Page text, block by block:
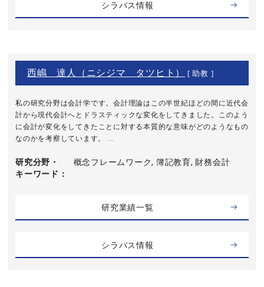
シラバス情報
西嶋 達人（ニシジマ タツヒト） [ 助教 ]
私の研究分野は会計学です。会計理論はこの半世紀ほどの間に近代会
計から現代会計へとドラスティックな変化をしてきました。このよう
に会計が変化をしてきたことに対する本質的な意味がどのようなもの
なのかを考察しています。 ...
研究分野・
キーワード
概念フレームワーク, 簿記教育, 財務会計
研究業績一覧
シラバス情報